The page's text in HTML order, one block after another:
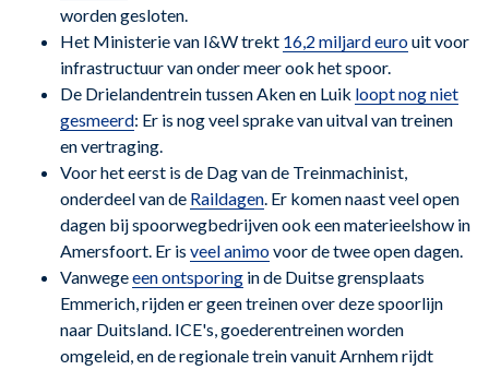
worden gesloten.
Het Ministerie van I&W trekt 16,2 miljard eurouit voor
infrastructuur van onder meer ook het spoor.
De Drielandentrein tussen Aken en Luik loopt nog niet
gesmeerd: Er is nog veel sprake van uitval van treinen
en vertraging.
Voor het eerst is de Dag van de Treinmachinist,
onderdeel van de Raildagen. Er komen naast veel open
dagen bij spoorwegbedrijven ook een materieelshow in
Amersfoort. Er is veel animovoor de twee open dagen.
Vanwegeeen ontsporing in de Duitse grensplaats
Emmerich, rijden er geen treinen over deze spoorlijn
naar Duitsland. ICE's, goederentreinen worden
omgeleid, en de regionale trein vanuit Arnhem rijdt